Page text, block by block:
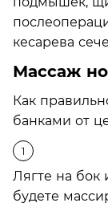
кесарева
Массаж
Как
банками от
Лягте на бок
будете